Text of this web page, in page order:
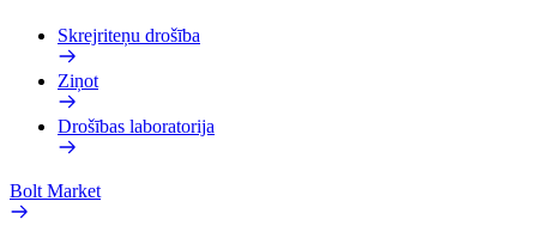
Skrejriteņu drošība
Ziņot
Drošības laboratorija
Bolt Market